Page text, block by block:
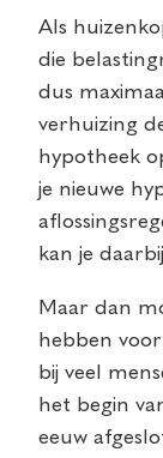
Als
die
dus
verhuizing
hypotheek
je nieuwe
kan je
Maar dan
hebben
bij veel
het begin
eeuw